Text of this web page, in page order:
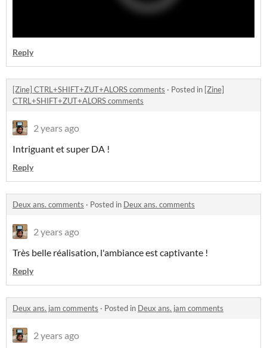
Reply
[Zine] CTRL+SHIFT+ZUT+ALORS comments · Posted in [Zine]
CTRL+SHIFT+ZUT+ALORS comments
2 years ago
Intriguant et super DA !
Reply
Deux ans. comments · Posted in Deux ans. comments
2 years ago
Très belle réalisation, l'ambiance est captivante !
Reply
Deux ans. jam comments · Posted in Deux ans. jam comments
2 years ago